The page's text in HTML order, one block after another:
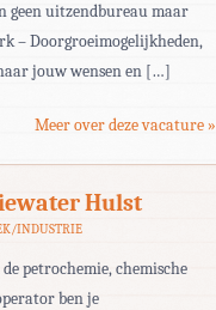
geen uitzendbureau maar
– Doorgroeimogelijkheden,
jouw wensen en […]
Meer over deze vacature »
Hulst
INDUSTRIE
petrochemie, chemische
ben je